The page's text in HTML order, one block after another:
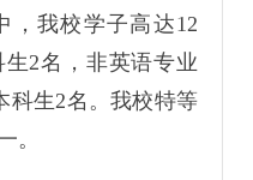
，我校学子高达12
2名，非英语专业
科生2名。我校特等
。